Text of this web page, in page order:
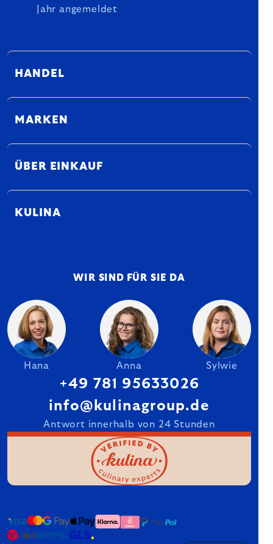
Jahr angemeldet
HANDEL
MARKEN
ÜBER EINKAUF
KULINA
WIR SIND FÜR SIE DA
Hana Anna Sylwie
+49 781 95633026
info@kulinagroup.de
Antwort innerhalb von 24 Stunden